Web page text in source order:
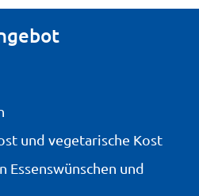
und vegetarische Kost
Essenswünschen und